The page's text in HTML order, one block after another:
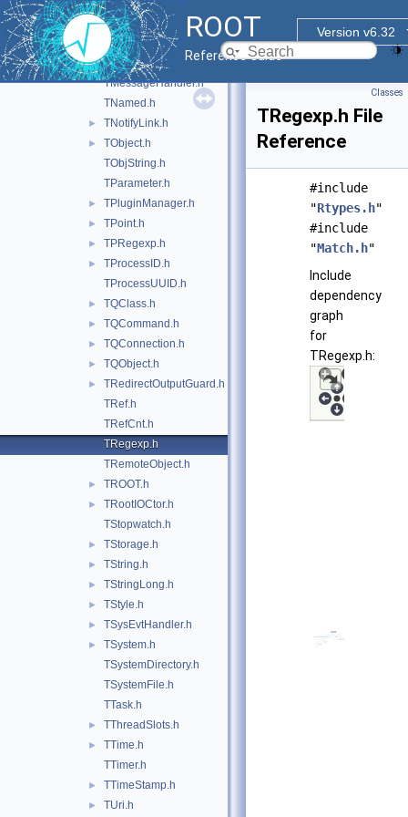
ROOT
Version v6.32
Reference Guide
TMacro.h
► TMathBase.h
TMD5.h
TMemberInspector.h
TMessageHandler.h
TNamed.h
► TNotifyLink.h
►
TObject.h
TObjString.h
TParameter.h
► TPluginManager.h
► TPoint.h
► TPRegexp.h
►
TProcessID.h
TProcessUUID.h
► TQClass.h
► TQCommand.h
► TQConnection.h
► TQObject.h
►
TRedirectOutputGuard.h
TRef.h
TRefCnt.h
TRegexp.h
TRemoteObject.h
► TROOT.h
►
TRootIOCtor.h
TStopwatch.h
► TStorage.h
► TString.h
► TStringLong.h
► TStyle.h
► TSysEvtHandler.h
►
TSystem.h
TSystemDirectory.h
TSystemFile.h
TTask.h
► TThreadSlots.h
►
TTime.h
TTimer.h
► TTimeStamp.h
► TUri.h
Classes
TRegexp.h File
Reference
#include
"Rtypes.h"
#include
"Match.h"
Include
dependency
graph
for
TRegexp.h: